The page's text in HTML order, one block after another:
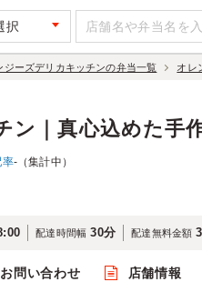
択
ジーズデリカキッチンの弁当一覧 オレ
ン｜真心込めた手
率-（集計中）
配達時間幅 30分 配達無料金額
お問い合わせ 店舗情報